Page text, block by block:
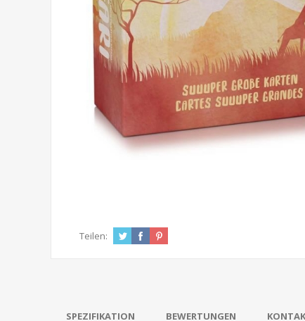
Teilen:
SPEZIFIKATION BEWERTUNGEN